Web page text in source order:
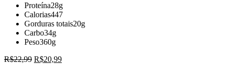
Proteína28g
Calorias447
Gorduras totais20g
Carbo34g
Peso360g
R$22,99 O
R$20,99O